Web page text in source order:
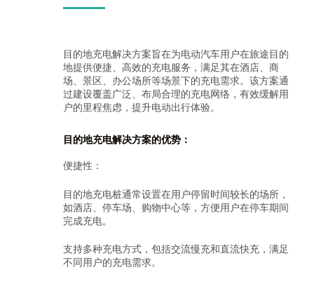
目的地充电解决方案旨在为电动汽车用户在旅途目的
地提供便捷、高效的充电服务，满足其在酒店、商
场、景区、办公场所等场景下的充电需求。该方案通
过建设覆盖广泛、布局合理的充电网络，有效缓解用
户的里程焦虑，提升电动出行体验。
目的地充电解决方案的优势：
便捷性：
目的地充电桩通常设置在用户停留时间较长的场所，
如酒店、停车场、购物中心等，方便用户在停车期间
完成充电。
支持多种充电方式，包括交流慢充和直流快充，满足
不同用户的充电需求。